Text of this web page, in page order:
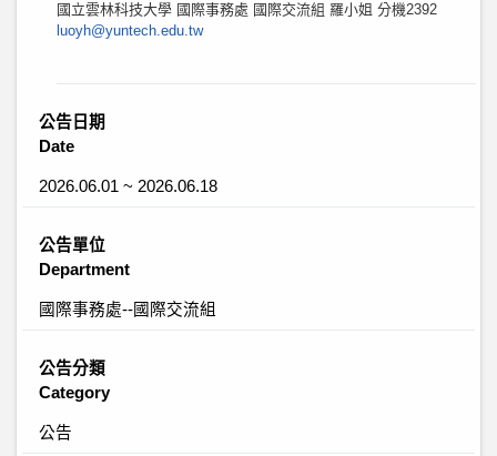
國立雲林科技大學 國際事務處 國際交流組 羅小姐 分機2392
luoyh@yuntech.edu.tw
公告日期
Date
2026.06.01 ~ 2026.06.18
公告單位
Department
國際事務處--國際交流組
公告分類
Category
公告